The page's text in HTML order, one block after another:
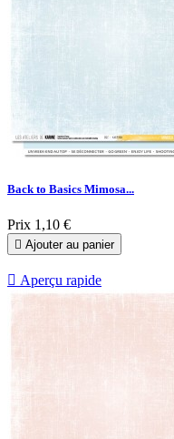
Back to Basics Mimosa...
Prix 1,10 €
 Ajouter au panier
 Aperçu rapide